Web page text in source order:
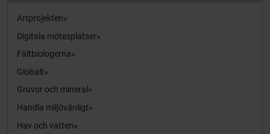
Artprojekten
Digitala mötesplatser
Fältbiologerna
Globalt
Gruvor och mineral
Handla miljövänligt
Hav och vatten